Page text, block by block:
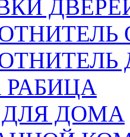
РАБИЦА
ДОМА